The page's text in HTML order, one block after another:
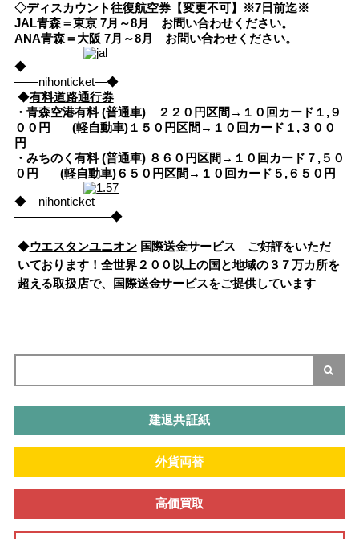
◇ディスカウント往復航空券【変更不可】※7日前迄※
JAL青森＝東京 7月～8月 お問い合わせください。
ANA青森＝大阪 7月～8月 お問い合わせください。
◆――――――――――――――――――――――――――
――nihonticket―◆
◆有料道路通行券
・青森空港有料 (普通車) ２２０円区間→１０回カード１,９
００円
(軽自動車)１５０円区間→１０回カード１,３００
円
・みちのく有料 (普通車) ８６０円区間→１０回カード７,５０
０円
(軽自動車)６５０円区間→１０回カード５,６５０円
◆―nihonticket――――――――――――――――――――
――――――――◆
◆ウエスタンユニオン国際送金サービス ご好評をいただ
いております！全世界２００以上の国と地域の３７万カ所を
超える取扱店で、国際送金サービスをご提供しています
建退共証紙
外貨両替
高価買取